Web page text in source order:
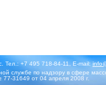
Тел.: +7 495 718-84-11, E-mail:
службе по надзору в сфере
31649 от 04 апреля 2008 г.